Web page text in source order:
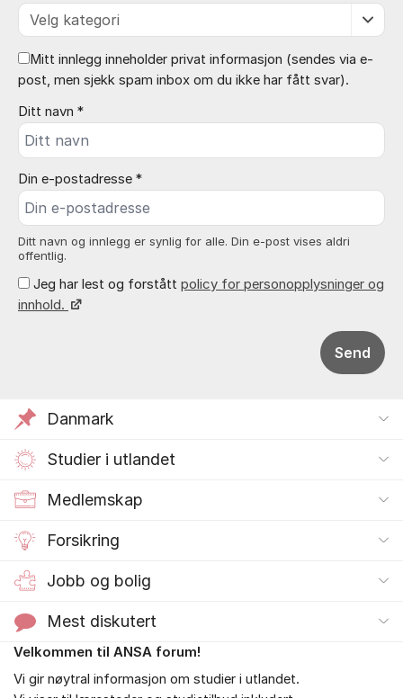
Mitt innlegg inneholder privat informasjon (sendes via e-
post, men sjekk spam inbox om du ikke har fått svar).
Ditt navn *
Din e-postadresse *
Ditt navn og innlegg er synlig for alle. Din e-post vises aldri
offentlig.
Jeg har lest og forstått policy for personopplysninger og
innhold.
Send
Danmark
Studier i utlandet
Medlemskap
Forsikring
Jobb og bolig
Mest diskutert
Om forumet
Velkommen til ANSA forum!
Vi gir nøytral informasjon om studier i utlandet.